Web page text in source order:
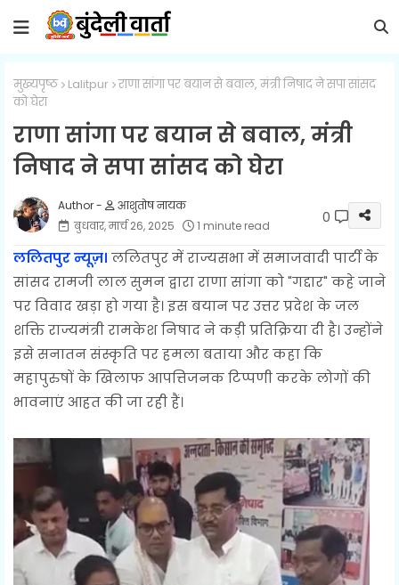
मुख्यपृष्ठ Lalitpur राणा सांगा पर बयान से बवाल, मंत्री निषाद ने सपा सांसद
को घेरा
राणा सांगा पर बयान से बवाल, मंत्री
निषाद ने सपा सांसद को घेरा
आशुतोष नायक
बुधवार, मार्च 26, 2025
1 minute read 0
ललितपुर न्यूज़। ललितपुर में राज्यसभा में समाजवादी पार्टी के
सांसद रामजी लाल सुमन द्वारा राणा सांगा को "गद्दार" कहे जाने
पर विवाद खड़ा हो गया है। इस बयान पर उत्तर प्रदेश के जल
शक्ति राज्यमंत्री रामकेश निषाद ने कड़ी प्रतिक्रिया दी है। उन्होंने
इसे सनातन संस्कृति पर हमला बताया और कहा कि
महापुरुषों के खिलाफ आपत्तिजनक टिप्पणी करके लोगों की
भावनाएं आहत की जा रही हैं।